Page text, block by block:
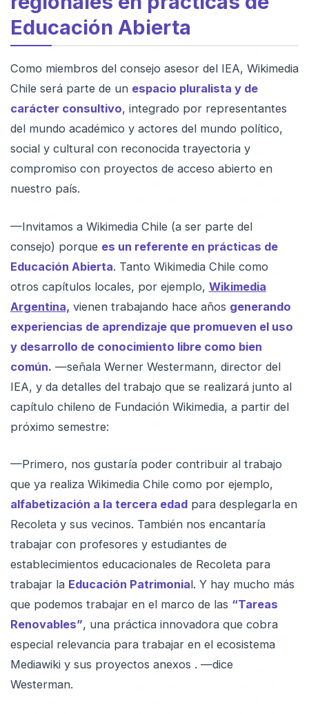
Educación Abierta
Como miembros del consejo asesor del IEA, Wikimedia
Chile será parte de un espacio pluralista y de
carácter consultivo, integrado por representantes
del mundo académico y actores del mundo político,
social y cultural con reconocida trayectoria y
compromiso con proyectos de acceso abierto en
nuestro país.
—Invitamos a Wikimedia Chile (a ser parte del
consejo) porque es un referente en prácticas de
Educación Abierta. Tanto Wikimedia Chile como
otros capítulos locales, por ejemplo, Wikimedia
Argentina, vienen trabajando hace años generando
experiencias de aprendizaje que promueven el uso
y desarrollo de conocimiento libre como bien
común. —señala Werner Westermann, director del
IEA, y da detalles del trabajo que se realizará junto al
capítulo chileno de Fundación Wikimedia, a partir del
próximo semestre:
—Primero, nos gustaría poder contribuir al trabajo
que ya realiza Wikimedia Chile como por ejemplo,
alfabetización a la tercera edadpara desplegarla en
Recoleta y sus vecinos. También nos encantaría
trabajar con profesores y estudiantes de
establecimientos educacionales de Recoleta para
trabajar la Educación Patrimonial. Y hay mucho más
que podemos trabajar en el marco de las “Tareas
Renovables”, una práctica innovadora que cobra
especial relevancia para trabajar en el ecosistema
Mediawiki y sus proyectos anexos . —dice
Westerman.